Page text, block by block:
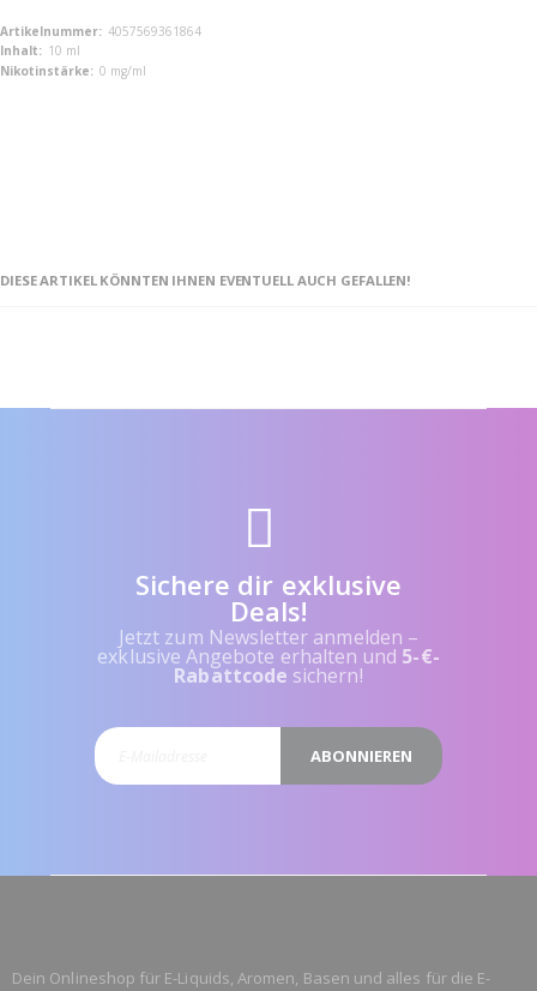
Weitere
Informationen
4057569361864
10 ml
0 mg/ml
DIESE ARTIKEL KÖNNTEN IHNEN EVENTUELL AUCH GEFALLEN!
Sichere dir exklusive
Deals!
Jetzt zum Newsletter anmelden –
exklusive Angebote erhalten und 5-€-
Rabattcode sichern!
ABONNIEREN
Dein Onlineshop für E-Liquids, Aromen, Basen und alles für die E-